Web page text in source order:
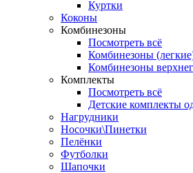
Куртки
Коконы
Комбинезоны
Посмотреть всё
Комбинезоны
Комбинезоны
Комплекты
Посмотреть всё
Детские комплекты
Нагрудники
Носочки\Пинетки
Пелёнки
Футболки
Шапочки